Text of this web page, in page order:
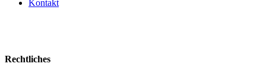
Kontakt
Rechtliches